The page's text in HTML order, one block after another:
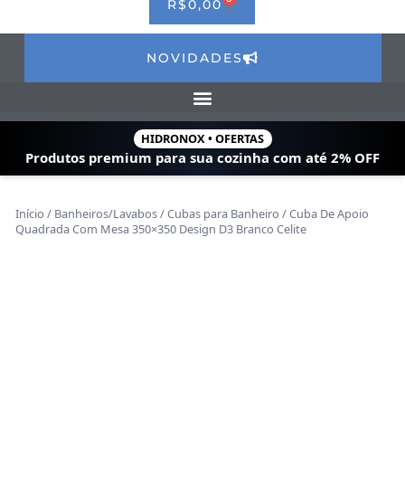
R$0,00 CART
NOVIDADES
HIDRONOX • OFERTAS
Produtos premium para sua cozinha com até 2% OFF
Início / Banheiros/Lavabos/Cubas para Banheiro / Cuba De Apoio
Quadrada Com Mesa 350×350 Design D3 Branco Celite